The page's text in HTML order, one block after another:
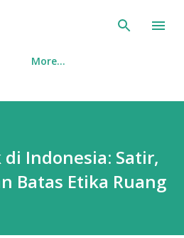
main content
More…
Indonesia: Satir,
Batas Etika Ruang